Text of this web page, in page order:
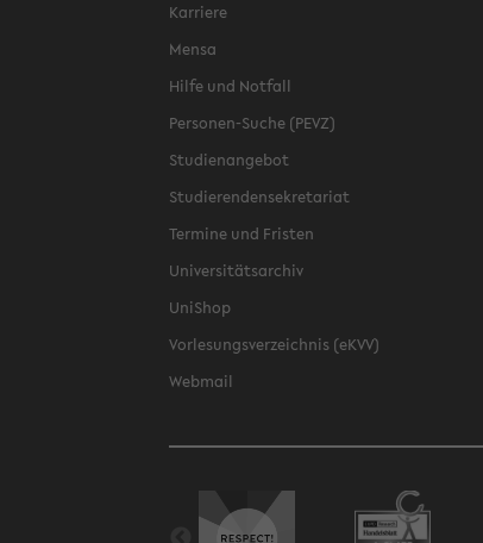
Karriere
Mensa
Hilfe und Notfall
Personen-Suche (PEVZ)
Studienangebot
Studierendensekretariat
Termine und Fristen
Universitätsarchiv
UniShop
Vorlesungsverzeichnis (eKVV)
Webmail